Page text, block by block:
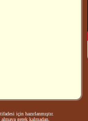
için hazırlanmıştır.
gerek kalmadan,